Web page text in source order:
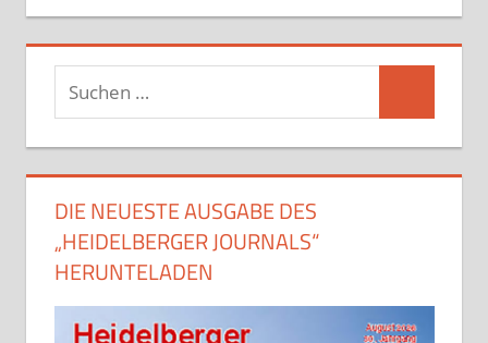
Suchen
nach:
DIE NEUESTE AUSGABE DES
„HEIDELBERGER JOURNALS“
HERUNTELADEN